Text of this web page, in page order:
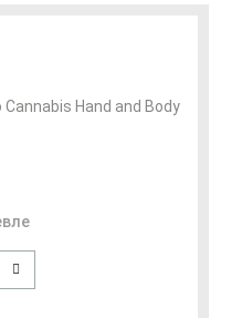
Cannabis Hand and Body